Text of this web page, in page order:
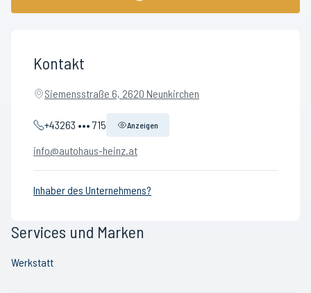
Kontakt
Siemensstraße 6, 2620 Neunkirchen
+43263 ••• 715 Anzeigen
info@autohaus-heinz.at
Inhaber des Unternehmens?
Services und Marken
Werkstatt